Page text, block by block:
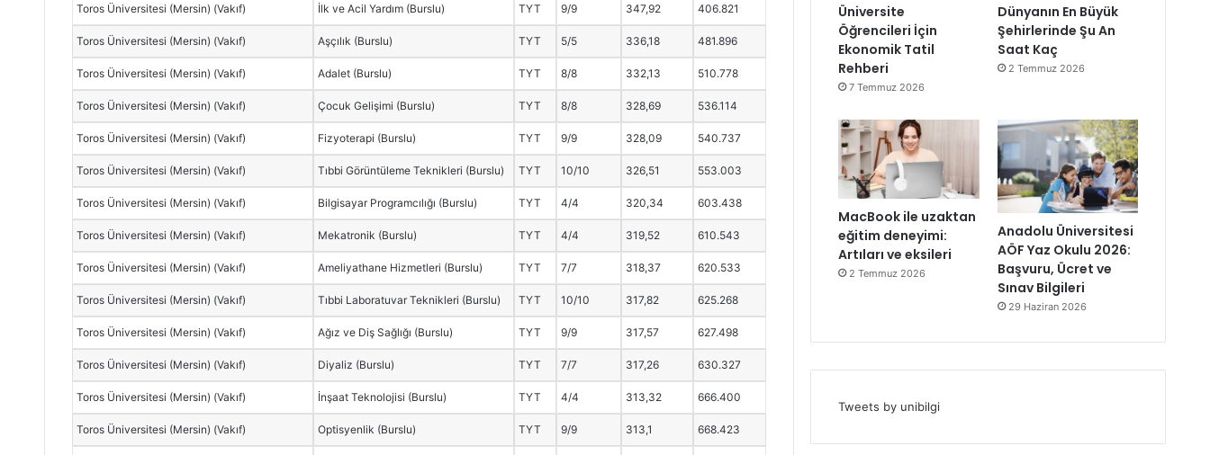
Toros Üniversitesi (Mersin) (Vakıf) İlk ve Acil Yardım (Burslu) TYT 9/9 347,92 406.821
Toros Üniversitesi (Mersin) (Vakıf) Aşçılık (Burslu) TYT 5/5 336,18 481.896
Toros Üniversitesi (Mersin) (Vakıf) Adalet (Burslu) TYT 8/8 332,13 510.778
Toros Üniversitesi (Mersin) (Vakıf) Çocuk Gelişimi (Burslu) TYT 8/8 328,69 536.114
Toros Üniversitesi (Mersin) (Vakıf) Fizyoterapi (Burslu) TYT 9/9 328,09 540.737
Toros Üniversitesi (Mersin) (Vakıf) Tıbbi Görüntüleme Teknikleri (Burslu) TYT 10/10 326,51 553.003
Toros Üniversitesi (Mersin) (Vakıf) Bilgisayar Programcılığı (Burslu) TYT 4/4 320,34 603.438
Toros Üniversitesi (Mersin) (Vakıf) Mekatronik (Burslu) TYT 4/4 319,52 610.543
Toros Üniversitesi (Mersin) (Vakıf) Ameliyathane Hizmetleri (Burslu) TYT 7/7 318,37 620.533
Toros Üniversitesi (Mersin) (Vakıf) Tıbbi Laboratuvar Teknikleri (Burslu) TYT 10/10 317,82 625.268
Toros Üniversitesi (Mersin) (Vakıf) Ağız ve Diş Sağlığı (Burslu) TYT 9/9 317,57 627.498
Toros Üniversitesi (Mersin) (Vakıf) Diyaliz (Burslu) TYT 7/7 317,26 630.327
Toros Üniversitesi (Mersin) (Vakıf) İnşaat Teknolojisi (Burslu) TYT 4/4 313,32 666.400
Toros Üniversitesi (Mersin) (Vakıf) Optisyenlik (Burslu) TYT 9/9 313,1 668.423
Üniversite
Öğrencileri İçin
Ekonomik Tatil
Rehberi
7 Temmuz 2026
Dünyanın En Büyük
Şehirlerinde Şu An
Saat Kaç
2 Temmuz 2026
MacBook ile uzaktan
eğitim deneyimi:
Artıları ve eksileri
2 Temmuz 2026
Anadolu Üniversitesi
AÖF Yaz Okulu 2026:
Başvuru, Ücret ve
Sınav Bilgileri
29 Haziran 2026
Tweets by unibilgi